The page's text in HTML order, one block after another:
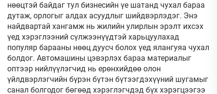
нөөцтэй байдаг тул бизнесийн үе шатанд чухал бараа
дутаж, орлогыг алдах асуудлыг шийдвэрлэдэг. Энэ
найдвартай хангамж нь жилийн улирлын эрэлт ихсэх
үед хэрэглээний сүлжээнүүдтэй харьцуулахад
популяр барааны нөөц дуусч болох үед ялангуяа чухал
болдог. Автомашины цэвэрлэх бараа материалыг
оптээр нийлүүлэгчид нь ерөнхийдөө олон
үйлдвэрлэгчийн бүрэн бүтэн бүтээгдэхүүний шугамыг
санал болгодог бөгөөд хэрэглэгчдэд бүх хэрэгцээгээ